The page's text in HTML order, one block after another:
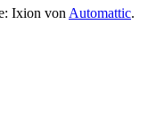
Ixion von Automattic.